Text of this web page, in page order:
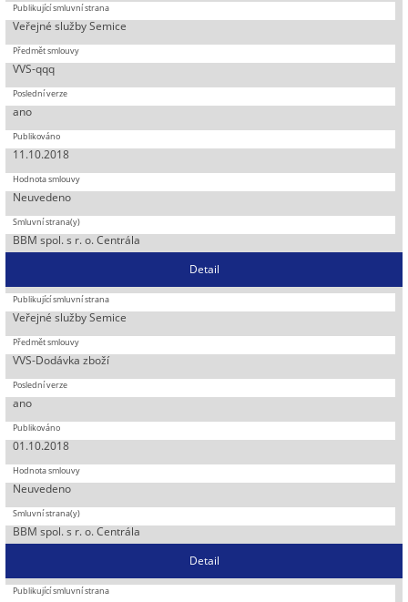
Veřejné služby Semice
VVS-qqq
ano
11.10.2018
Neuvedeno
BBM spol. s r. o. Centrála
Detail
Veřejné služby Semice
VVS-Dodávka zboží
ano
01.10.2018
Neuvedeno
BBM spol. s r. o. Centrála
Detail